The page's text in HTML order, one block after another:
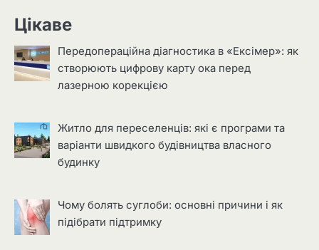
Цікаве
Передопераційна діагностика в «Ексімер»: як
створюють цифрову карту ока перед
лазерною корекцією
Житло для переселенців: які є програми та
варіанти швидкого будівництва власного
будинку
Чому болять суглоби: основні причини і як
підібрати підтримку